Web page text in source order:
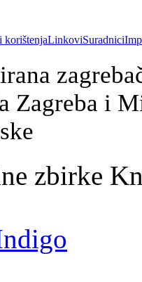
korištenjaLinkoviSuradnici
Zagreba i
zbirke